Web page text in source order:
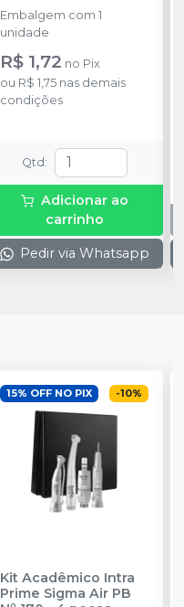
Embalgem com 1
unidade
R$ 1,72 no Pix
ou R$ 1,75nas demais
condições
Qtd :
Adicionar ao
carrinho
Pedir via Whatsapp
15% OFF NO PIX -10%
Kit Acadêmico Intra
Prime Sigma Air PB